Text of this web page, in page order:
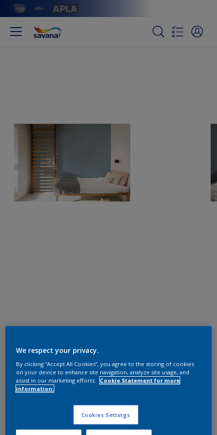
We respect your privacy.
By clicking “Accept All Cookies”, you agree to the storing of cookies
on your device to enhance site navigation, analyze site usage, and
assist in our marketing efforts.
Cookie Statement for more
information.
Cookies Settings